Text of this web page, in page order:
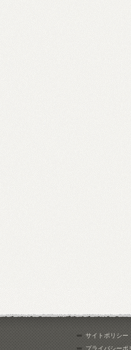
サイトポリシー
プライバシーポ